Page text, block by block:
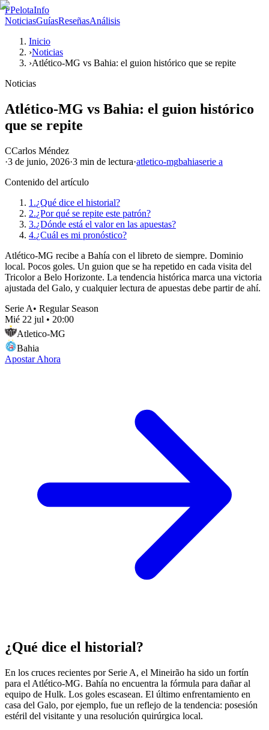
PPelotaInfo
NoticiasGuíasReseñasAnálisis
Inicio
›Noticias
›Atlético-MG vs Bahia: el guion histórico que se repite
Noticias
Atlético-MG vs Bahia: el guion histórico
que se repite
CCarlos Méndez
·3 de junio, 2026·3 min de lectura·atletico-mgbahiaserie a
Contenido del artículo
1.¿Qué dice el historial?
2.¿Por qué se repite este patrón?
3.¿Dónde está el valor en las apuestas?
4.¿Cuál es mi pronóstico?
Atlético-MG recibe a Bahía con el libreto de siempre. Dominio
local. Pocos goles. Un guion que se ha repetido en cada visita del
Tricolor a Belo Horizonte. La tendencia histórica marca una victoria
ajustada del Galo, y cualquier lectura de apuestas debe partir de ahí.
Serie A• Regular Season
Mié 22 jul • 20:00
Atletico-MG
Bahia
Apostar Ahora
¿Qué dice el historial?
En los cruces recientes por Serie A, el Mineirão ha sido un fortín
para el Atlético-MG. Bahía no encuentra la fórmula para dañar al
equipo de Hulk. Los goles escasean. El último enfrentamiento en
casa del Galo, por ejemplo, fue un reflejo de la tendencia: posesión
estéril del visitante y una resolución quirúrgica local.